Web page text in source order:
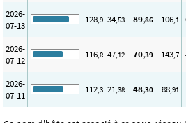
2026-
07-13
128,9 34,53 89,86 106,1
2026-
07-12
116,8 47,12 70,39 143,7
2026-
07-11
112,3 21,38 48,30 88,91